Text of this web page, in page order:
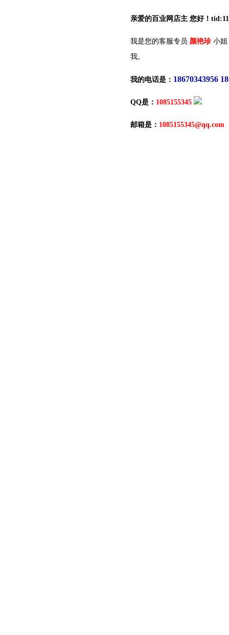
亲爱的百业网店主 您好！
我是您的客服专员 颜艳珍小姐
我。
我的电话是： 18670343956
QQ是： 1085155345
邮箱是： 1085155345@qq.com